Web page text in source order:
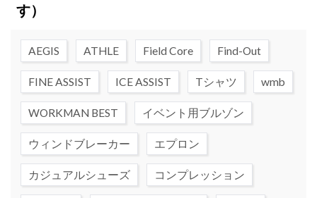
す）
AEGIS ATHLE Field Core Find-Out
FINE ASSIST ICE ASSIST Tシャツ wmb
WORKMAN BEST イベント用ブルゾン
ウィンドブレーカー エプロン
カジュアルシューズ コンプレッション